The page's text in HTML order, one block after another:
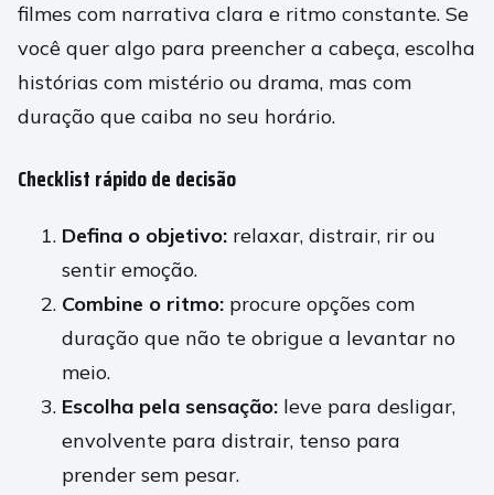
filmes com narrativa clara e ritmo constante. Se
você quer algo para preencher a cabeça, escolha
histórias com mistério ou drama, mas com
duração que caiba no seu horário.
Checklist rápido de decisão
Defina o objetivo: relaxar, distrair, rir ou
sentir emoção.
Combine o ritmo: procure opções com
duração que não te obrigue a levantar no
meio.
Escolha pela sensação: leve para desligar,
envolvente para distrair, tenso para
prender sem pesar.